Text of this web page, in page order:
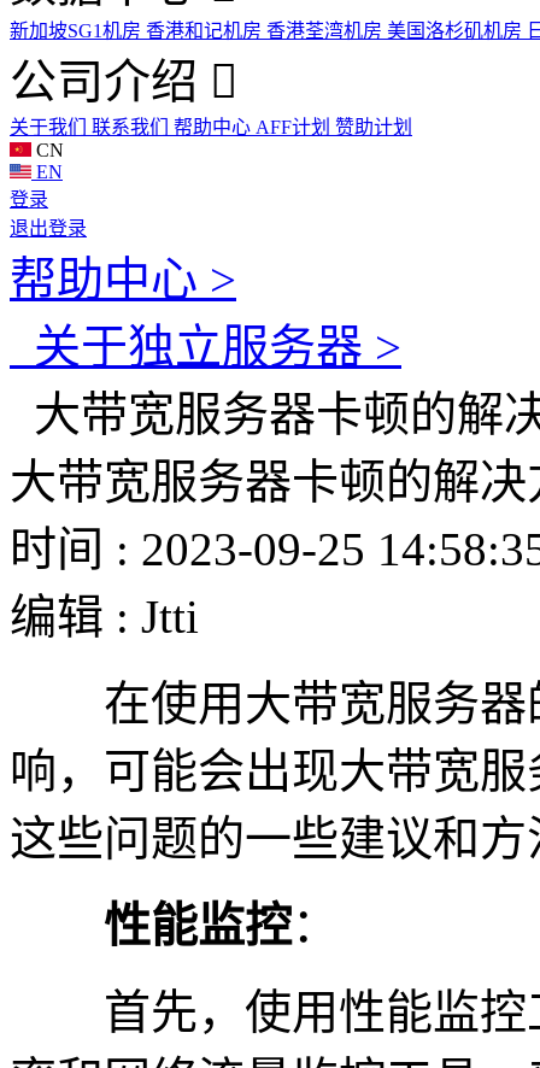
新加坡SG1机房 香港和记机房 香港荃湾机房 美国洛杉矶机房
公司介绍
关于我们 联系我们 帮助中心 AFF计划 赞助计划
CN
EN
登录
退出登录
帮助中心 >
关于独立服务器 >
大带宽服务器卡顿的解
大带宽服务器卡顿的解决
时间 : 2023-09-25
编辑 : Jtti
在使用大带宽服务器
响，可能会出现大带宽
这些问题的一些建议和方
性能监控：
首先，使用性能监控